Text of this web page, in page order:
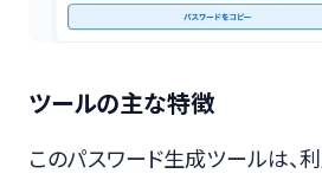
ツールの主な特徴
このパスワード生成ツールは、